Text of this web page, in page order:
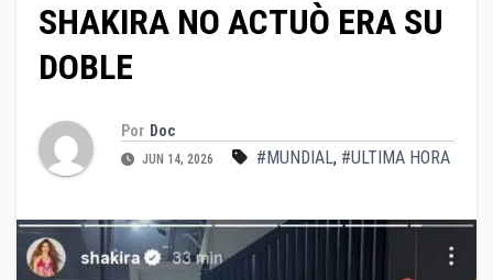
SHAKIRA NO ACTUÒ ERA SU
DOBLE
Por Doc
JUN 14, 2026 #MUNDIAL, #ULTIMA HORA